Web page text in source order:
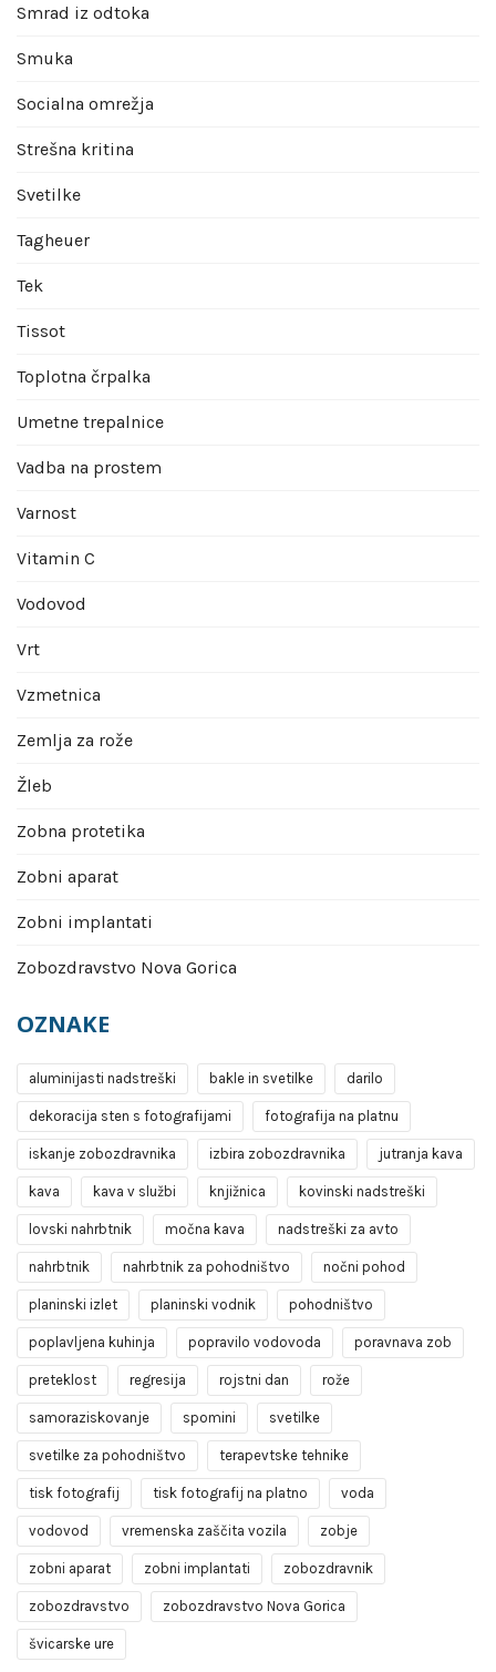
Smrad iz odtoka
Smuka
Socialna omrežja
Strešna kritina
Svetilke
Tagheuer
Tek
Tissot
Toplotna črpalka
Umetne trepalnice
Vadba na prostem
Varnost
Vitamin C
Vodovod
Vrt
Vzmetnica
Zemlja za rože
Žleb
Zobna protetika
Zobni aparat
Zobni implantati
Zobozdravstvo Nova Gorica
OZNAKE
aluminijasti nadstreški bakle in svetilke darilo
dekoracija sten s fotografijami fotografija na platnu
iskanje zobozdravnika izbira zobozdravnika jutranja kava
kava kava v službi knjižnica kovinski nadstreški
lovski nahrbtnik močna kava nadstreški za avto
nahrbtnik nahrbtnik za pohodništvo nočni pohod
planinski izlet planinski vodnik pohodništvo
poplavljena kuhinja popravilo vodovoda poravnava zob
preteklost regresija rojstni dan rože
samoraziskovanje spomini svetilke
svetilke za pohodništvo terapevtske tehnike
tisk fotografij tisk fotografij na platno voda
vodovod vremenska zaščita vozila zobje
zobni aparat zobni implantati zobozdravnik
zobozdravstvo zobozdravstvo Nova Gorica
švicarske ure